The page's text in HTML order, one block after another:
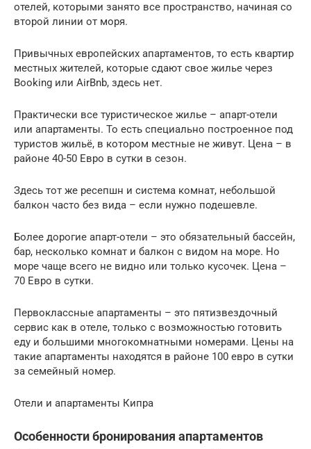
отелей, которыми занято все пространство, начиная со
второй линии от моря.
Привычных европейских апартаментов, то есть квартир
местных жителей, которые сдают свое жилье через
Booking или AirBnb, здесь нет.
Практически все туристическое жилье – апарт-отели
или апартаменты. То есть специально построенное под
туристов жильё, в котором местные не живут. Цена – в
районе 40-50 Евро в сутки в сезон.
Здесь тот же ресепшн и система комнат, небольшой
балкон часто без вида – если нужно подешевле.
Более дорогие апарт-отели – это обязательный бассейн,
бар, несколько комнат и балкон с видом на море. Но
море чаще всего не видно или только кусочек. Цена –
70 Евро в сутки.
Первоклассные апартаменты – это пятизвездочный
сервис как в отеле, только с возможностью готовить
еду и большими многокомнатными номерами. Цены на
такие апартаменты находятся в районе 100 евро в сутки
за семейный номер.
Отели и апартаменты Кипра
Особенности бронирования апартаментов